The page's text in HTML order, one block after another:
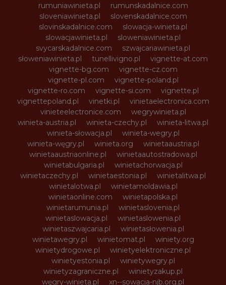
rumuniawinieta.pl
rumunskadalnice.com
sloveniawinieta.pl
slovenskadalnice.com
slovinskadalnice.com
slowacja-winieta.pl
slowacjawinieta.pl
sloweniawinieta.pl
svycarskadalnice.com
szwajcariawinieta.pl
słoweniawinieta.pl
tunellivigno.pl
vignette-at.com
vignette-bg.com
vignette-cz.com
vignette-pl.com
vignette-poland.pl
vignette-ro.com
vignette-si.com
vignette.pl
vignettepoland.pl
vinetki.pl
vinietaelectronica.com
vinieteelectronice.com
wegrywinieta.pl
winieta-austria.pl
winieta-czechy.pl
winieta-litwa.pl
winieta-słowacja.pl
winieta-wegry.pl
winieta-węgry.pl
winieta.org
winietaaustria.pl
winietaaustriaonline.pl
winietaautostradowa.pl
winietabulgaria.pl
winietachorwacja.pl
winietaczechy.pl
winietaestonia.pl
winietalitwa.pl
winietalotwa.pl
winietamoldawia.pl
winietaonline.com
winietapolska.pl
winietarumunia.pl
winietaslovenia.pl
winietaslowacja.pl
winietaslowenia.pl
winietaszwajcaria.pl
winietasłowenia.pl
winietawegry.pl
winietomat.pl
winiety.org
winietydrogowe.pl
winietyelektroniczne.pl
winietyestonia.pl
winietywegry.pl
winietyzagraniczne.pl
winietyzakup.pl
węgry-winieta.pl
xn--sowacja-njb.org.pl